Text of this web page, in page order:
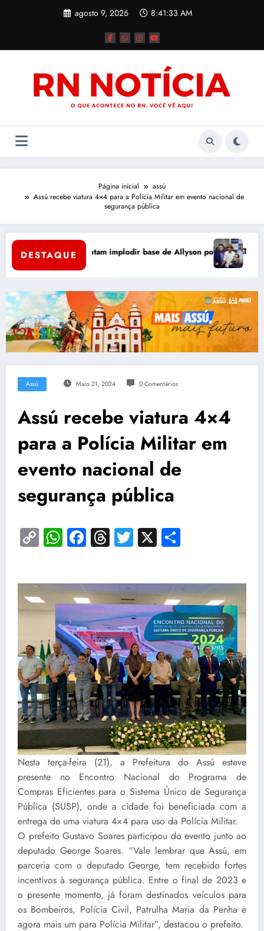
agosto 9, 2026 8:41:33 AM
Página inicial
assú
Assú recebe viatura 4×4 para a Polícia Militar em evento nacional de
segurança pública
DESTAQUE
adversários tentam implodir base de Allyson por dentroTércio
Assú Maio 21, 2024 0 Comentários
Assú recebe viatura 4×4
para a Polícia Militar em
evento nacional de
segurança pública
CopyWhatsApp
Facebook
Threads
Twitter
X
Nesta terça-feira (21), a Prefeitura do Assú esteve
presente no Encontro Nacional do Programa de
Compras Eficientes para o Sistema Único de Segurança
Pública (SUSP), onde a cidade foi beneficiada com a
entrega de uma viatura 4×4 para uso da Polícia Militar.
O prefeito Gustavo Soares participou do evento junto ao
deputado George Soares. “Vale lembrar que Assú, em
parceria com o deputado George, tem recebido fortes
incentivos à segurança pública. Entre o final de 2023 e
o presente momento, já foram destinados veículos para
os Bombeiros, Polícia Civil, Patrulha Maria da Penha e
agora mais um para Polícia Militar”, destacou o prefeito.